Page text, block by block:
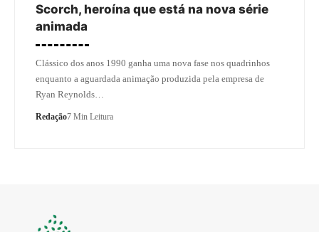
Scorch, heroína que está na nova série
animada
Clássico dos anos 1990 ganha uma nova fase nos quadrinhos
enquanto a aguardada animação produzida pela empresa de
Ryan Reynolds…
Redação7 Min Leitura